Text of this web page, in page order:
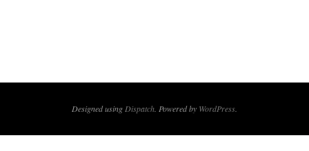
Designed usingDispatch. Powered by WordPress.